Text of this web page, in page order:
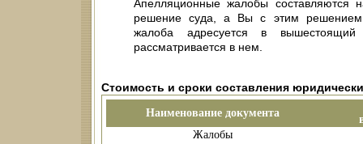
Апелляционные жалобы составляются
решение суда, а Вы с этим решением
жалоба адресуется в
рассматривается в нем.
Стоимость и сроки составления
Наименование документа
Жалобы